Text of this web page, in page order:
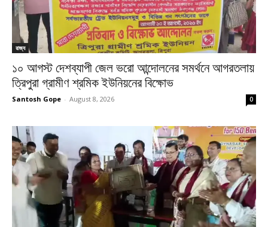
রাজ্য
১০ আগস্ট দেশব্যাপী জেল ভরো আন্দোলনের সমর্থনে আগরতলায়
ত্রিপুরা গ্রামীণ শ্রমিক ইউনিয়নের বিক্ষোভ
Santosh Gope - August 8, 2026 0